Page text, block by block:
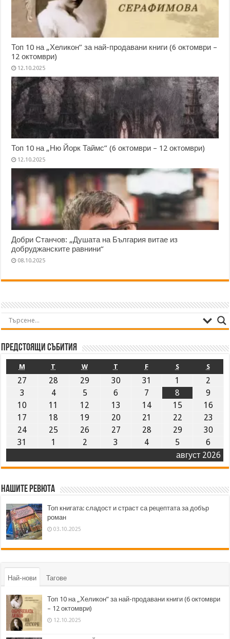
Топ 10 на „Хеликон” за най-продавани книги (6 октомври –
12 октомври)
12.10.2025
Топ 10 на „Ню Йорк Таймс” (6 октомври – 12 октомври)
12.10.2025
Добри Станчов: „Душата на България витае из
добруджанските равнини“
08.10.2025
Предстоящи събития
август 2026
M T W T F S S
27 28 29 30 31 1
2
3
4 5 6 7 8
9
10
11 12 13 14 15
16
17
18 19 20 21 22
23
24
25 26 27 28 29
30
31
1 2 3 4 5 6
Нашите ревюта
Топ книгата: сладост и страст са рецептата за добър
роман
03.10.2025
Най-нови Тагове
Топ 10 на „Хеликон” за най-продавани книги (6 октомври
– 12 октомври)
12.10.2025